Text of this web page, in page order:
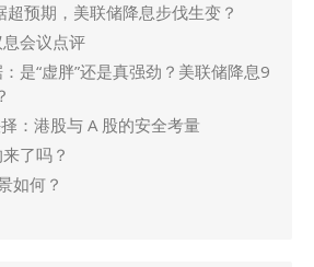
超预期，美联储降息步伐生变？
会议点评
是“虚胖”还是真强劲？美联储降息9
：港股与 A 股的安全考量
了吗？
如何？